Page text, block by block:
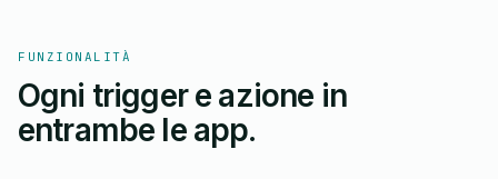
FUNZIONALITÀ
Ogni trigger e azione in
entrambe le app.